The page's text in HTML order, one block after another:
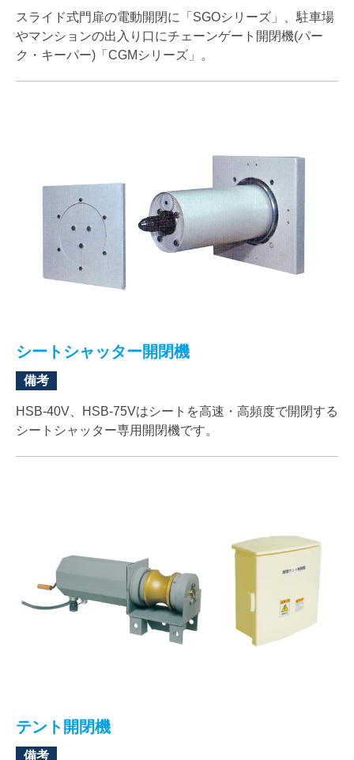
スライド式門扉の電動開閉に「SGOシリーズ」、駐車場
やマンションの出入り口にチェーンゲート開閉機(パー
ク・キーパー)「CGMシリーズ」。
シートシャッター開閉機
備考
HSB-40V、HSB-75Vはシートを高速・高頻度で開閉する
シートシャッター専用開閉機です。
テント開閉機
備考